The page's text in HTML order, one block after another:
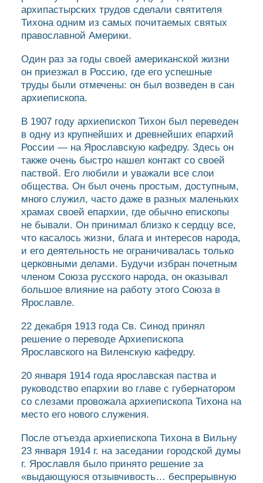
архипастырских трудов сделали святителя
Тихона одним из самых почитаемых святых
православной Америки.
Один раз за годы своей американской жизни
он приезжал в Россию, где его успешные
труды были отмечены: он был возведен в сан
архиепископа.
В 1907 году архиепископ Тихон был переведен
в одну из крупнейших и древнейших епархий
России — на Ярославскую кафедру. Здесь он
также очень быстро нашел контакт со своей
паствой. Его любили и уважали все слои
общества. Он был очень простым, доступным,
много служил, часто даже в разных маленьких
храмах своей епархии, где обычно епископы
не бывали. Он принимал близко к сердцу все,
что касалось жизни, блага и интересов народа,
и его деятельность не ограничивалась только
церковными делами. Будучи избран почетным
членом Союза русского народа, он оказывал
большое влияние на работу этого Союза в
Ярославле.
22 декабря 1913 года Св. Синод принял
решение о переводе Архиепископа
Ярославского на Виленскую кафедру.
20 января 1914 года ярославская паства и
руководство епархии во главе с губернатором
со слезами провожала архиепископа Тихона на
место его нового служения.
После отъезда архиепископа Тихона в Вильну
23 января 1914 г. на заседании городской думы
г. Ярославля было принято решение за
«выдающуюся отзывчивость… беспрерывную